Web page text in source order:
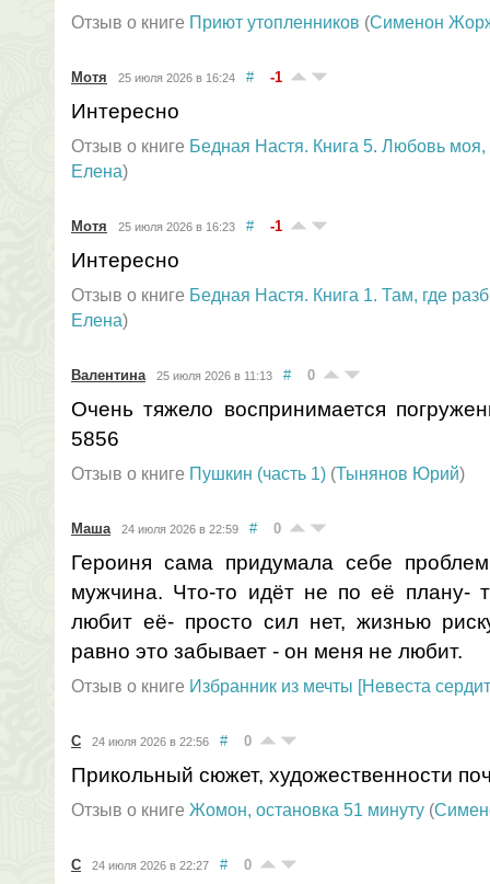
Отзыв о книге Приют утопленников (Сименон
Мотя 25 июля 2026 в 16:24 # -1
Интересно
Отзыв о книге Бедная Настя. Книга 5. Любовь моя,
Елена)
Мотя 25 июля 2026 в 16:23 # -1
Интересно
Отзыв о книге Бедная Настя. Книга 1. Там, где
Елена)
Валентина 25 июля 2026 в 11:13 # 0
Очень тяжело воспринимается
5856
Отзыв о книге Пушкин (часть 1) (Тынянов Юрий)
Маша 24 июля 2026 в 22:59 # 0
Героиня сама придумала себе
мужчина. Что-то идёт не по её плану-
любит её- просто сил нет, жизнью
равно это забывает - он меня не любит.
Отзыв о книге Избранник из мечты [Невеста
С 24 июля 2026 в 22:56 # 0
Прикольный сюжет, художественности
Отзыв о книге Жомон, остановка 51 минуту (
С 24 июля 2026 в 22:27 # 0